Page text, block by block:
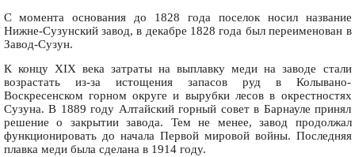
С момента основания до 1828 года поселок носил название
Нижне-Сузунский завод, в декабре 1828 года был переименован в
Завод-Сузун.
К концу XIX века затраты на выплавку меди на заводе стали
возрастать из-за истощения запасов руд в Колывано-
Воскресенском горном округе и вырубки лесов в окрестностях
Сузуна. В 1889 году Алтайский горный совет в Барнауле принял
решение о закрытии завода. Тем не менее, завод продолжал
функционировать до начала Первой мировой войны. Последняя
плавка меди была сделана в 1914 году.